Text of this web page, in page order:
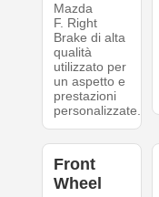
Mazda
F. Right
Brake di alta
qualità
utilizzato per
un aspetto e
prestazioni
personalizzate.
Front
Wheel